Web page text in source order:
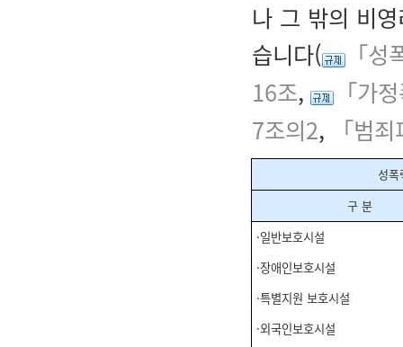
나 그 밖의 비
습니다(
「
16조,
「가
7조의2, 「범
성폭
구 분
·일반보호시설
·장애인보호시설
·특별지원 보호시설
·외국인보호시설